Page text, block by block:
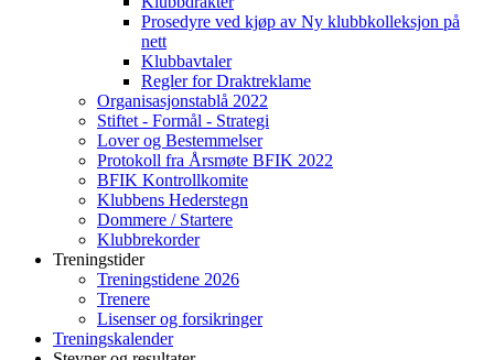
Prosedyre ved kjøp av Ny klubbkolleksjon på
nett
Klubbavtaler
Regler for Draktreklame
Organisasjonstablå 2022
Stiftet - Formål - Strategi
Lover og Bestemmelser
Protokoll fra Årsmøte BFIK 2022
BFIK Kontrollkomite
Klubbens Hederstegn
Dommere / Startere
Klubbrekorder
Treningstider
Treningstidene 2026
Trenere
Lisenser og forsikringer
Treningskalender